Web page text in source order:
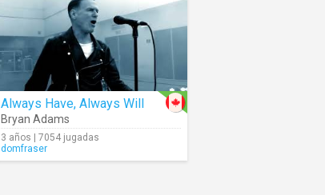
Always Have, Always Will
Bryan Adams
3 años | 7054 jugadas
domfraser